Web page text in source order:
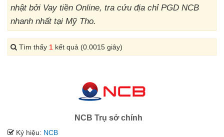
nhật bởi Vay tiền Online, tra cứu địa chỉ PGD NCB
nhanh nhất tại Mỹ Tho.
Tìm thấy 1 kết quả (0.0015 giây)
NCB Trụ sở chính
Ký hiệu: NCB